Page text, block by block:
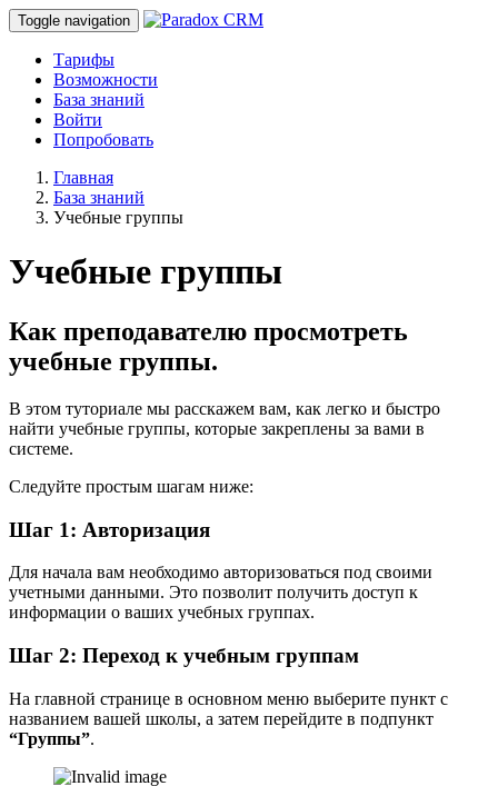
Toggle navigation
Тарифы
Возможности
База знаний
Войти
Попробовать
Главная
База знаний
Учебные группы
Учебные группы
Как преподавателю просмотреть
учебные группы.
В этом туториале мы расскажем вам, как легко и быстро
найти учебные группы, которые закреплены за вами в
системе.
Следуйте простым шагам ниже:
Шаг 1: Авторизация
Для начала вам необходимо авторизоваться под своими
учетными данными. Это позволит получить доступ к
информации о ваших учебных группах.
Шаг 2: Переход к учебным группам
На главной странице в основном меню выберите пункт с
названием вашей школы, а затем перейдите в подпункт
“Группы”.